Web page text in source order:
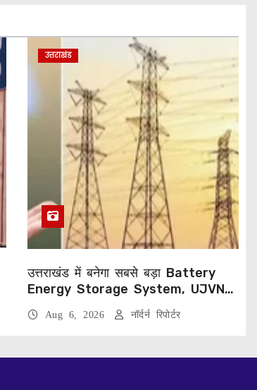
उत्तराखंड
उत्तराखंड में बनेगा सबसे बड़ा Battery
Energy Storage System, UJVNL
लगाएगा 352 करोड़ का प्रोजेक्ट
Aug 6, 2026 नॉर्दर्न रिपोर्टर